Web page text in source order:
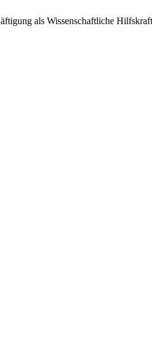
als Wissenschaftliche